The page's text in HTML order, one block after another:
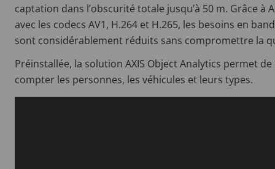
captation dans l’obscurité totale jusqu’à 50 m. Grâce à
avec les codecs AV1, H.264 et H.265, les besoins en
sont considérablement réduits sans compromettre la
Préinstallée, la solution AXIS Object Analytics permet
compter les personnes, les véhicules et leurs types.